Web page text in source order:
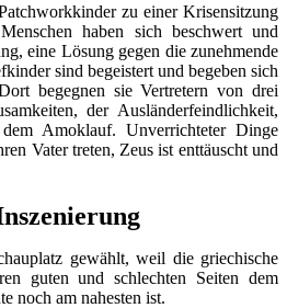
zu einer Krisensitzung
haben sich beschwert und
eine Lösung gegen die zunehmende
sind begeistert und begeben sich
begegnen sie Vertretern von drei
der Ausländerfeindlichkeit,
Amoklauf. Unverrichteter Dinge
Vater treten, Zeus ist enttäuscht und
gewählt, weil die griechische
guten und schlechten Seiten dem
noch am nahesten ist.